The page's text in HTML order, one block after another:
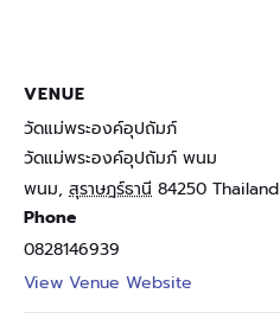
VENUE
วัดแม่พระองค์อุปถัมภ์
วัดแม่พระองค์อุปถัมภ์ พนม
พนม, สุราษฎร์ธานี 84250 Thailand
Phone
0828146939
View Venue Website